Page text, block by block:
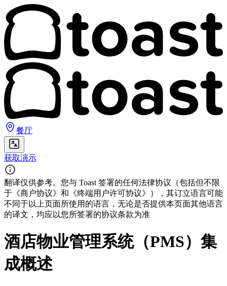
餐厅
获取演示
翻译仅供参考。您与 Toast 签署的任何法律协议（包括但不限
于《商户协议》和《终端用户许可协议》），其订立语言可能
不同于以上页面所使用的语言，无论是否提供本页面其他语言
的译文，均应以您所签署的协议条款为准
酒店物业管理系统（PMS）集
成概述